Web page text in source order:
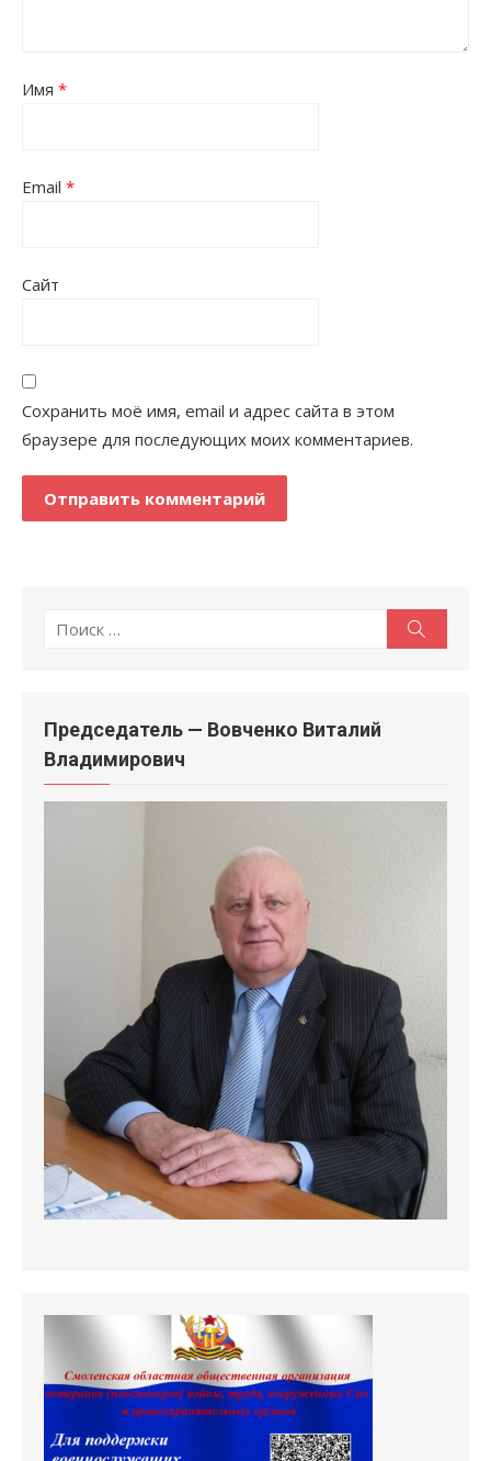
Имя *
Email *
Сайт
Сохранить моё имя, email и адрес сайта в этом
браузере для последующих моих комментариев.
Поиск
Председатель — Вовченко Виталий
Владимирович